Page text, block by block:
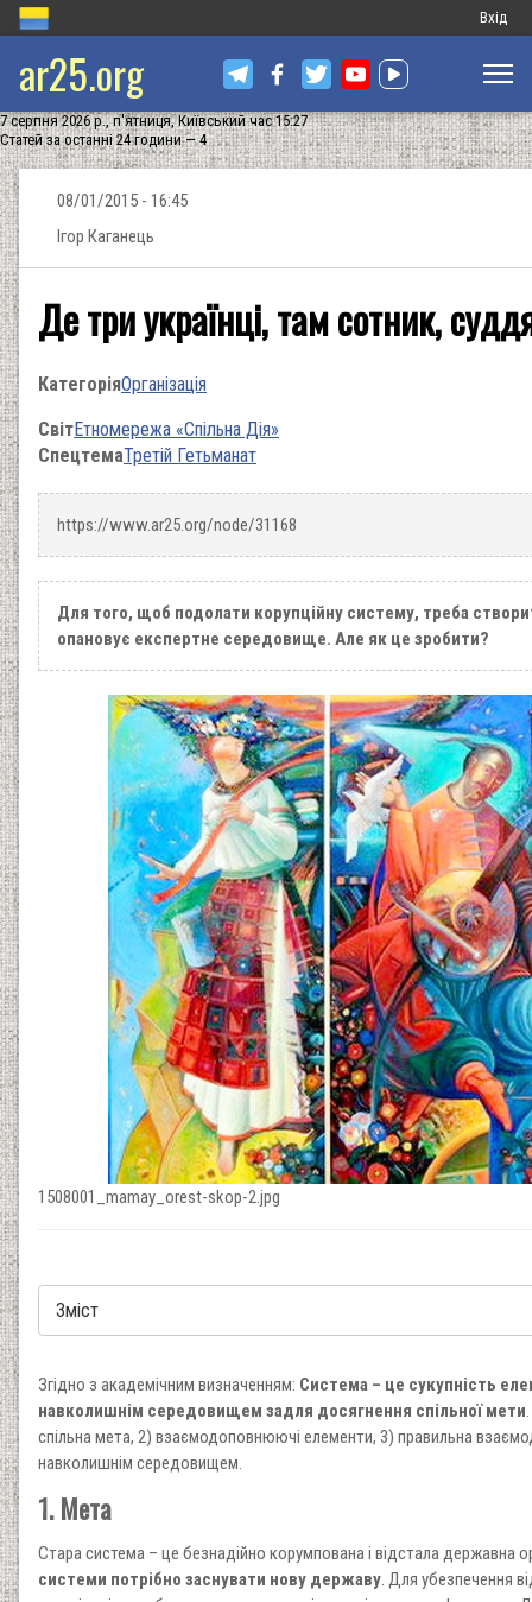
Меню
запису
Вхід
ar25.org
7 серпня 2026 р., п'ятниця, Київський час 15:27
Статей за останні 24 години — 4
08/01/2015 - 16:45
Ігор Каганець
Де три українці, там сотник,
КатегоріяОрганізація
СвітЕтномережа «Спільна Дія»
СпецтемаТретій Гетьманат
https://www.ar25.org/node/31168
Для того, щоб подолати корупційну систему, треба
опановує експертне середовище. Але як це зробити?
1508001_mamay_orest-skop-2.jpg
Згідно з академічним визначенням: Система – це сукупність
навколишнім середовищем задля досягнення спільної мети
спільна мета, 2) взаємодоповнюючі елементи, 3) правильна
навколишнім середовищем.
1. Мета
Стара система – це безнадійно корумпована і відстала державна
системи потрібно заснувати нову державу. Для убезпечення